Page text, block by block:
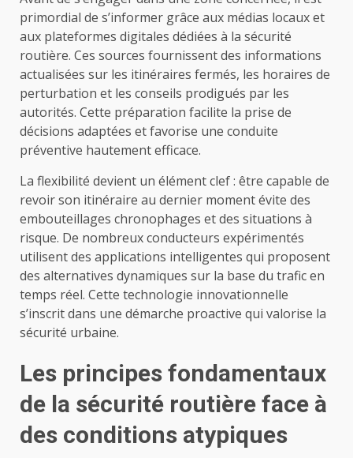
primordial de s’informer grâce aux médias locaux et
aux plateformes digitales dédiées à la sécurité
routière. Ces sources fournissent des informations
actualisées sur les itinéraires fermés, les horaires de
perturbation et les conseils prodigués par les
autorités. Cette préparation facilite la prise de
décisions adaptées et favorise une conduite
préventive hautement efficace.
La flexibilité devient un élément clef : être capable de
revoir son itinéraire au dernier moment évite des
embouteillages chronophages et des situations à
risque. De nombreux conducteurs expérimentés
utilisent des applications intelligentes qui proposent
des alternatives dynamiques sur la base du trafic en
temps réel. Cette technologie innovationnelle
s’inscrit dans une démarche proactive qui valorise la
sécurité urbaine.
Les principes fondamentaux
de la sécurité routière face à
des conditions atypiques